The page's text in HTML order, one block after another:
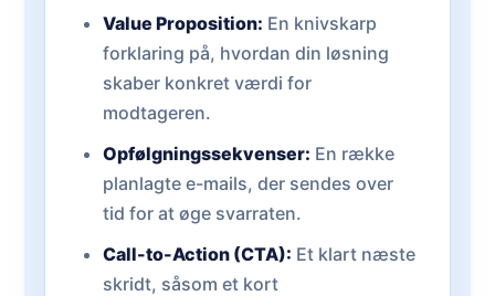
Value Proposition: En knivskarp
forklaring på, hvordan din løsning
skaber konkret værdi for
modtageren.
Opfølgningssekvenser: En række
planlagte e-mails, der sendes over
tid for at øge svarraten.
Call-to-Action (CTA): Et klart næste
skridt, såsom et kort